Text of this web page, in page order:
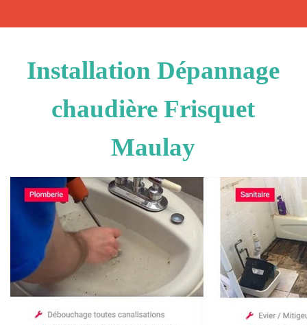
Installation Dépannage
chaudière Frisquet
Maulay